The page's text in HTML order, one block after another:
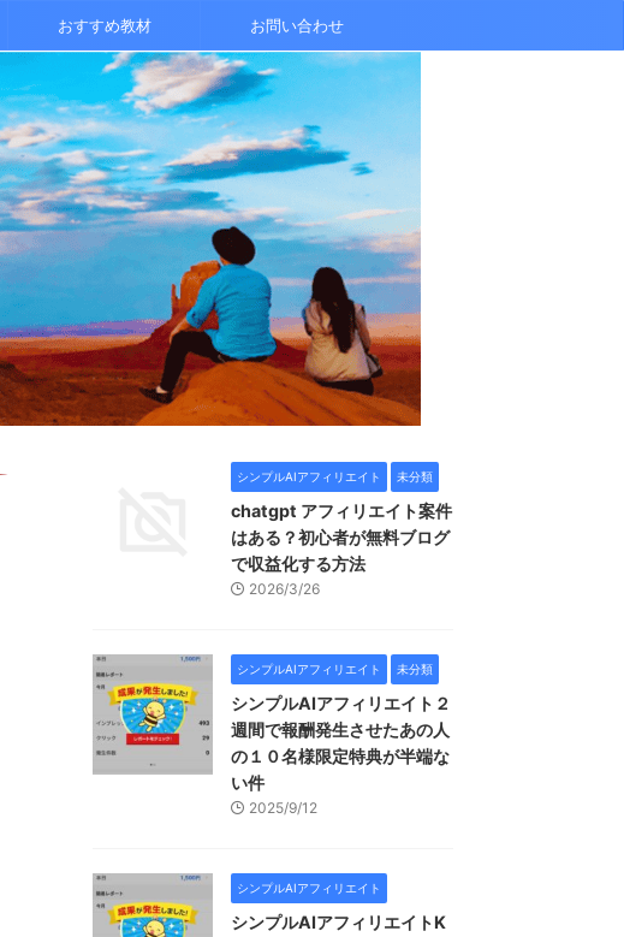
おすすめ教材 お問い合わせ
シンプルAIアフィリエイト 未分類
chatgpt アフィリエイト案件
はある？初心者が無料ブログ
で収益化する方法
2026/3/26
シンプルAIアフィリエイト 未分類
シンプルAIアフィリエイト２
週間で報酬発生させたあの人
の１０名様限定特典が半端な
い件
2025/9/12
シンプルAIアフィリエイト
シンプルAIアフィリエイトK